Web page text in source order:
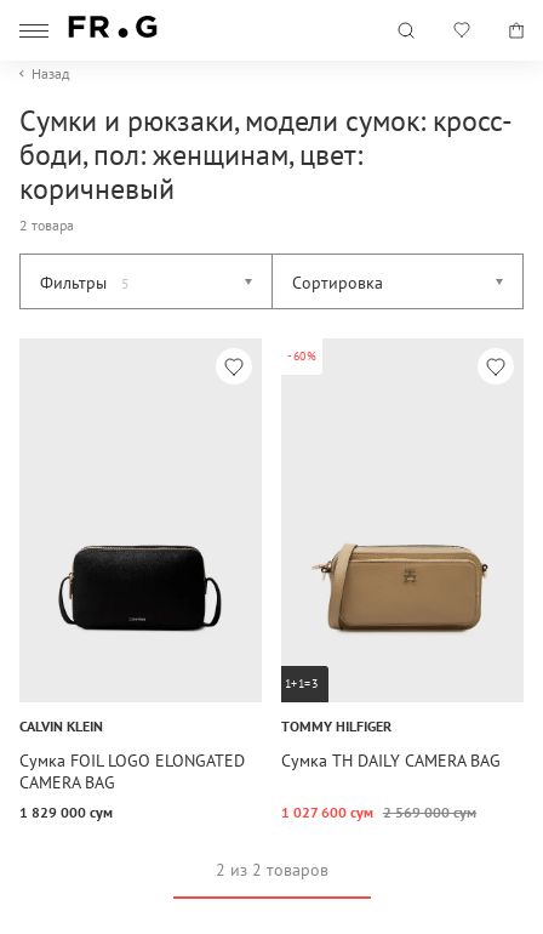
Назад
Сумки и рюкзаки, модели сумок: кросс-
боди, пол: женщинам, цвет:
коричневый
2 товара
Фильтры 5 Сортировка
CALVIN KLEIN
Сумка FOIL LOGO ELONGATED
CAMERA BAG
1 829 000 сум
-60%
1+1=3
TOMMY HILFIGER
Сумка TH DAILY CAMERA BAG
1 027 600 сум 2 569 000 сум
2 из 2 товаров